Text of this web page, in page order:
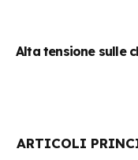
Alta tensione sulle
ARTICOLI